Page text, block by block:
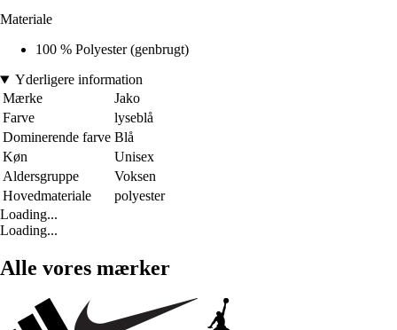
Materiale
100 % Polyester (genbrugt)
Yderligere information
Mærke
Jako
Farve
lyseblå
Dominerende farve Blå
Køn
Unisex
Aldersgruppe
Voksen
Hovedmateriale
polyester
Loading...
Loading...
Alle vores mærker